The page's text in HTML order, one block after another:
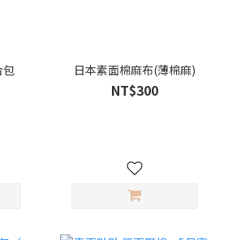
包
日本素面棉麻布(薄棉麻)
NT$300